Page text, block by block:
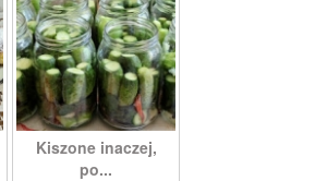
Kiszone inaczej,
po...